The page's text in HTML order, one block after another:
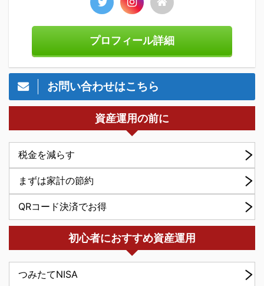
プロフィール詳細
お問い合わせはこちら
資産運用の前に
税金を減らす
まずは家計の節約
QRコード決済でお得
初心者におすすめ資産運用
つみたてNISA